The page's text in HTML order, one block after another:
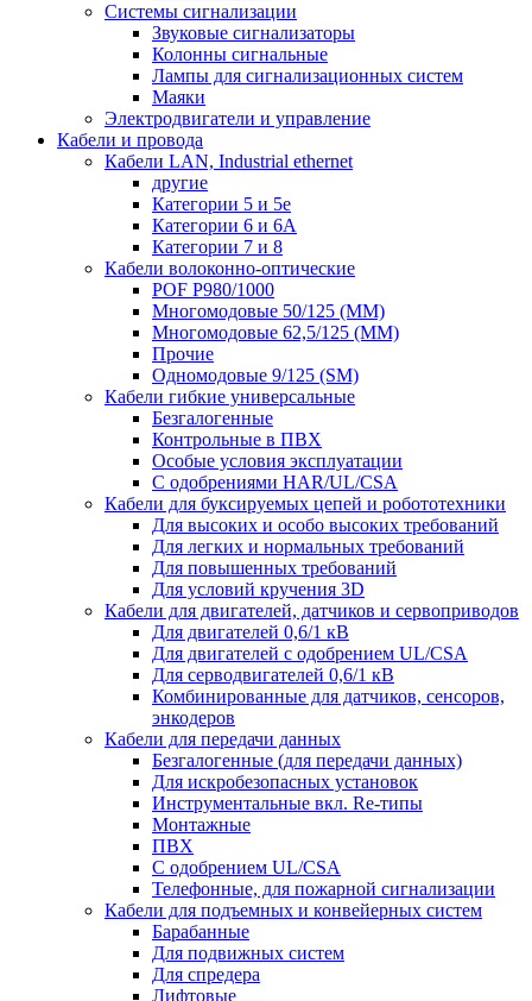
Системы сигнализации
Звуковые сигнализаторы
Колонны сигнальные
Лампы для сигнализационных систем
Маяки
Электродвигатели и управление
Кабели и провода
Кабели LAN, Industrial ethernet
другие
Категории 5 и 5е
Категории 6 и 6A
Категории 7 и 8
Кабели волоконно-оптические
POF P980/1000
Многомодовые 50/125 (ММ)
Многомодовые 62,5/125 (ММ)
Прочие
Одномодовые 9/125 (SM)
Кабели гибкие универсальные
Безгалогенные
Контрольные в ПВХ
Особые условия эксплуатации
С одобрениями HAR/UL/CSA
Кабели для буксируемых цепей и робототехники
Для высоких и особо высоких требований
Для легких и нормальных требований
Для повышенных требований
Для условий кручения 3D
Кабели для двигателей, датчиков и сервоприводов
Для двигателей 0,6/1 кВ
Для двигателей с одобрением UL/CSA
Для серводвигателей 0,6/1 кВ
Комбинированные для датчиков, cенсоров,
энкодеров
Кабели для передачи данных
Безгалогенные (для передачи данных)
Для искробезопасных установок
Инструментальные вкл. Re-типы
Монтажные
ПВХ
С одобрением UL/CSA
Телефонные, для пожарной сигнализации
Кабели для подъемных и конвейерных систем
Барабанные
Для подвижных систем
Для спредера
Лифтовые